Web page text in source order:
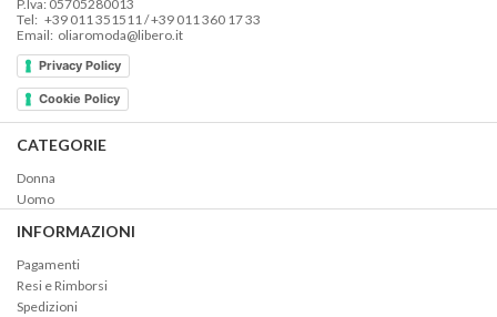
P.Iva: 05705280013
Tel: +39 011 351511 / +39 011 360 17 33
Email: oliaromoda@libero.it
Privacy Policy
Cookie Policy
CATEGORIE
Donna
Uomo
INFORMAZIONI
Pagamenti
Resi e Rimborsi
Spedizioni